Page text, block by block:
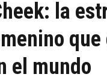
la
que
el mundo